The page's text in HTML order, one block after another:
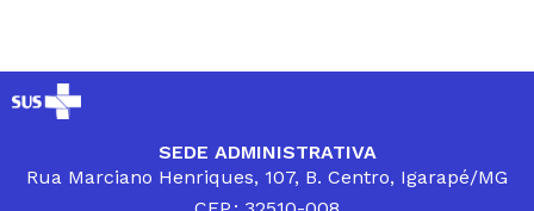
SEDE ADMINISTRATIVA
Rua Marciano Henriques, 107, B. Centro, Igarapé/MG